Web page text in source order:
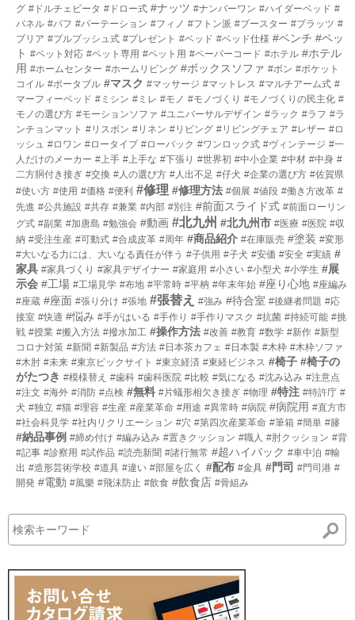
グ #ドルチェビータ #ドロー式 #ナッツ #ナンバーワン #ハイダーベッド #
パネル #パフ #パーテーション #フィノ #フトン派 #ブースター #プラッツ #
プリア #プルプッシュ式 #プレゼント #ベッド #ベッド仕様 #ベンチ #ペッ
ト #ペット対応 #ペット専用 #ペット用 #ペーパーコード #ホテル #ホテル
用 #ホームセンター #ホームリビング #ボックスソファ #ボン #ポケット
コイル #ポータブル #マスク #マッサージ #マットレス #マルチアーム式 #
マーフィーベッド #ミシン #ミレ #モノ #モノづくり #モノづくりの民主化 #
モノの選び方 #モーションソファ #ユニバーサルデザイン #ラック #ラフ #ラ
ンチョンマット #リスボン #リネン #リビング #リビングチェア #レザー #ロ
ッシュ #ロワン #ロータイプ #ローバック #ワンロック式 #ヴィンテージ #一
人だけのメーカー #上手 #上手な #下張り #世界初 #中小企業 #中材 #中身 #
二方胴付き接ぎ #交換 #人の選び方 #人出不足 #仔犬 #企業の選び方 #佐賀県
#使い方 #使用 #価格 #便利 #修理 #修理方法 #個展 #値段 #働き方改革 #
先進 #公共施設 #共存 #兼業 #内部 #別注 #前面スライド式 #前面ローリン
グ式 #副業 #加唐島 #勉強会 #動画 #北九州 #北九州市 #医療 #医院 #収
納 #受注生産 #可動式 #合成皮革 #周年 #商品紹介 #在庫販売 #塗装 #変形
#大いなる力には、大いなる責任が伴う #子供用 #子犬 #安価 #安全 #実績 #
家具 #家具づくり #家具デザイナー #家庭用 #小さい #小型犬 #小学生 #展
示会 #工場 #工場見学 #布地 #平常時 #平枘 #年末年始 #座り心地 #座編み
#座蔵 #座面 #張り分け #張地 #張替え #強み #待合室 #後継者問題 #応
接室 #快適 #悩み #手がはいる #手作り #手作りマスク #抗菌 #持続可能 #挑
戦 #授業 #搬入方法 #撥水加工 #操作方法 #改善 #教育 #数学 #新作 #新型
コロナ対策 #新聞 #新製品 #方法 #日本茶カフェ #日本製 #木枠 #木枠ソファ
#木肘 #未来 #東京ビックサイト #東京経済 #東経ビジネス #椅子 #椅子の
がたつき #模様替え #歯科 #歯科医院 #比較 #気になる #沈み込み #注意点
#注文 #海外 #消防 #点検 #無料 #片蟻形相欠き接ぎ #物理 #特注 #特許庁 #
犬 #独立 #猫 #理容 #生産 #産業革命 #用途 #異常時 #病院 #病院用 #直方市
#社会科見学 #社内リクリエーション #穴 #第四次産業革命 #筆箱 #簡単 #籐
#納品事例 #締め付け #編み込み #置きクッション #職人 #肘クッション #背
#記事 #診察用 #試作品 #読売新聞 #諸行無常 #超ハイバック #車中泊 #輸
出 #造形芸術学校 #道具 #違い #部屋を広く #配布 #金具 #門司 #門司港 #
開発 #電動 #風樂 #飛沫防止 #飲食 #飲食店 #骨組み